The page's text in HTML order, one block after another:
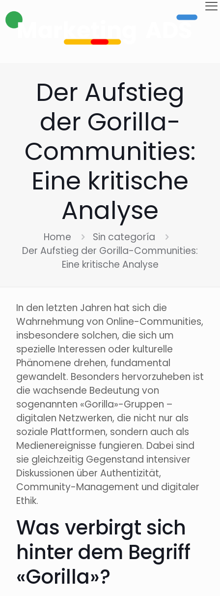
Der Aufstieg
der Gorilla-
Communities:
Eine kritische
Analyse
Home
Sin categoría
Der Aufstieg der Gorilla-Communities:
Eine kritische Analyse
In den letzten Jahren hat sich die
Wahrnehmung von Online-Communities,
insbesondere solchen, die sich um
spezielle Interessen oder kulturelle
Phänomene drehen, fundamental
gewandelt. Besonders hervorzuheben ist
die wachsende Bedeutung von
sogenannten «Gorilla»-Gruppen –
digitalen Netzwerken, die nicht nur als
soziale Plattformen, sondern auch als
Medienereignisse fungieren. Dabei sind
sie gleichzeitig Gegenstand intensiver
Diskussionen über Authentizität,
Community-Management und digitaler
Ethik.
Was verbirgt sich
hinter dem Begriff
«Gorilla»?